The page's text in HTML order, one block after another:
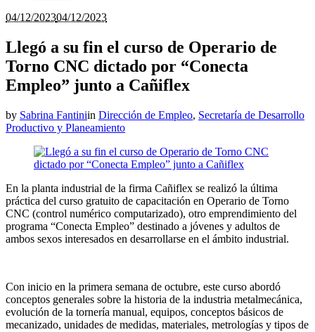
04/12/202304/12/2023
Llegó a su fin el curso de Operario de
Torno CNC dictado por “Conecta
Empleo” junto a Cañiflex
by Sabrina Fantiniin Dirección de Empleo, Secretaría de Desarrollo
Productivo y Planeamiento
En la planta industrial de la firma Cañiflex se realizó la última
práctica del curso gratuito de capacitación en Operario de Torno
CNC (control numérico computarizado), otro emprendimiento del
programa “Conecta Empleo” destinado a jóvenes y adultos de
ambos sexos interesados en desarrollarse en el ámbito industrial.
Con inicio en la primera semana de octubre, este curso abordó
conceptos generales sobre la historia de la industria metalmecánica,
evolución de la tornería manual, equipos, conceptos básicos de
mecanizado, unidades de medidas, materiales, metrologías y tipos de